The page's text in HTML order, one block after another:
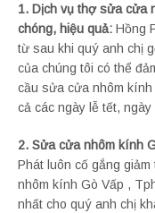
1. Dịch vụ thợ sửa cửa
chóng, hiệu quả: Hồng
từ sau khi quý anh chị
của chúng tôi có thể
cầu sửa cửa nhôm
cả các ngày lễ tết, ngày
2. Sửa cửa nhôm kính
Phát luôn cố gắng
nhôm kính Gò Vấp ,
nhất cho quý anh chị